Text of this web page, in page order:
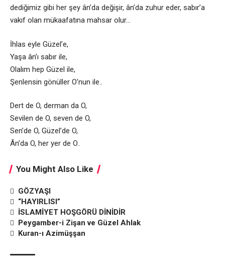
dediğimiz gibi her şey ân’da değişir, ân’da zuhur eder, sabır’a
vakıf olan mükaafatına mahsar olur…
İhlas eyle Güzel’e,
Yaşa ân’ı sabır ile,
Olalım hep Güzel ile,
Şenlensin gönüller O’nun ile..
Dert de O, derman da O,
Sevilen de O, seven de O,
Sen’de O, Güzel’de O,
Ân’da O, her yer de O..
You Might Also Like
GÖZYAŞI
“HAYIRLISI”
İSLAMİYET HOŞGÖRÜ DİNİDİR
Peygamber-i Zişan ve Güzel Ahlak
Kuran-ı Azimüşşan